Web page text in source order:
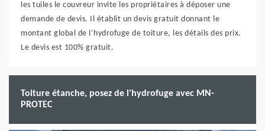
les tuiles le couvreur invite les propriétaires à déposer une
demande de devis. Il établit un devis gratuit donnant le
montant global de l’hydrofuge de toiture, les détails des prix.
Le devis est 100% gratuit.
Toiture étanche, posez de l'hydrofuge avec MN-
PROTEC